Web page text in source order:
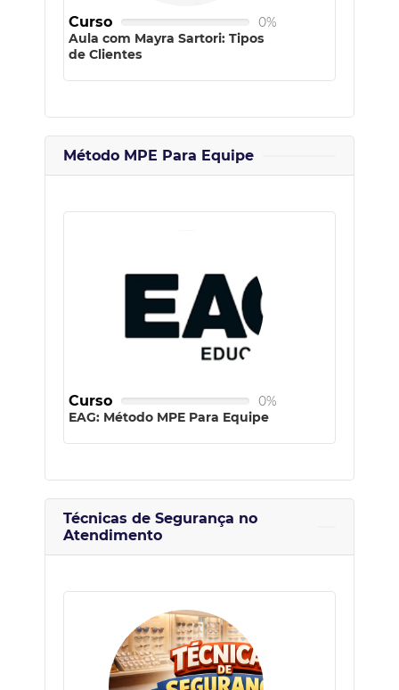
Curso
0%
Aula com Mayra Sartori: Tipos
de Clientes
Método MPE Para Equipe
Curso
0%
EAG: Método MPE Para Equipe
Técnicas de Segurança no
Atendimento